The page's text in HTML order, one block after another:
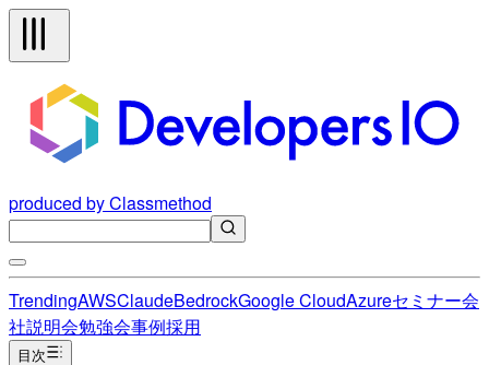
produced by Classmethod
TrendingAWSClaudeBedrockGoogle CloudAzureセミナー会
社説明会勉強会事例採用
目次